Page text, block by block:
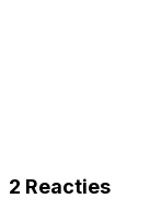
2 Reacties